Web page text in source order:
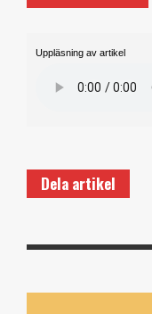
Uppläsning av artikel
Dela artikel